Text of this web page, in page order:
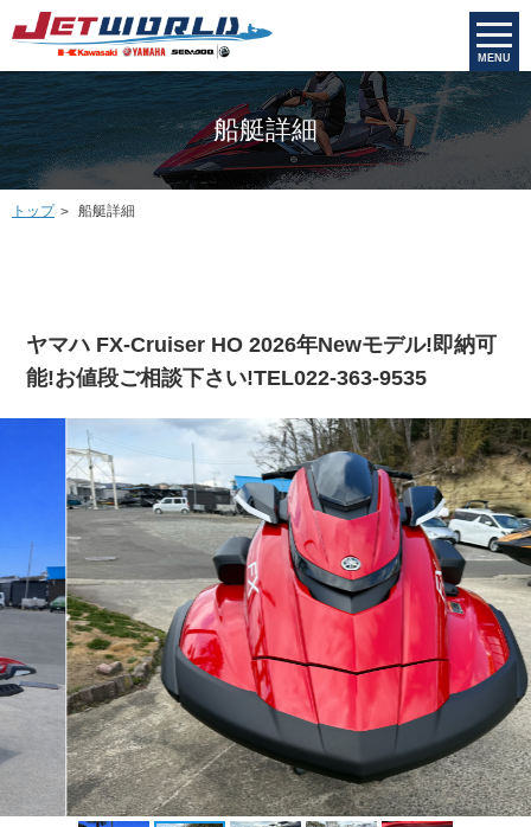
MENU
船艇詳細
トップ 船艇詳細
ヤマハ FX-Cruiser HO 2026年Newモデル!即納可
能!お値段ご相談下さい!TEL022-363-9535